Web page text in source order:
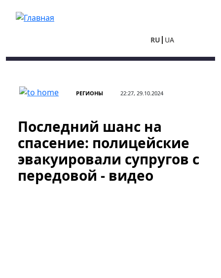
RU UA
РЕГИОНЫ 22:27, 29.10.2024
Последний шанс на
спасение: полицейские
эвакуировали супругов с
передовой - видео